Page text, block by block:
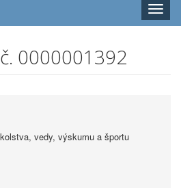
Toggle
0000001392
vedy, výskumu a športu